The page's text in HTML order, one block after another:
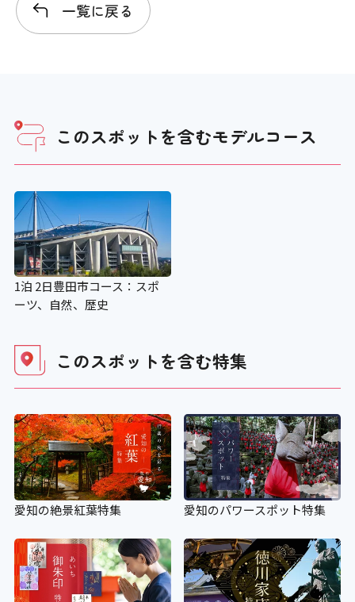
×
授乳コーナー
×
補助犬の入場可
〇
×
施設の点字案内
×
×
一覧に戻る
このスポットを含むモデルコース
1泊 2日豊田市コース：スポ
ーツ、自然、歴史
このスポットを含む特集
愛知の絶景紅葉特集 愛知のパワースポット特集